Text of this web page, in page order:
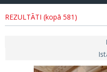
REZULTĀTI (kopā 581)